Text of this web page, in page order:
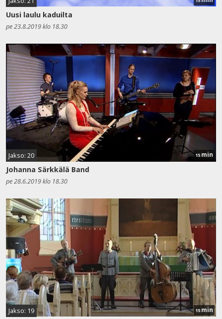
Uusi laulu kaduilta
pe 23.8.2019 klo 18.30
Jakso: 20 15 min
Johanna Särkkälä Band
pe 28.6.2019 klo 18.30
Jakso: 19 15 min